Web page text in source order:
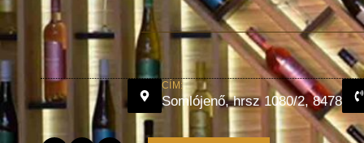
CÍM:
Somlójenő, hrsz 1080/2, 8478